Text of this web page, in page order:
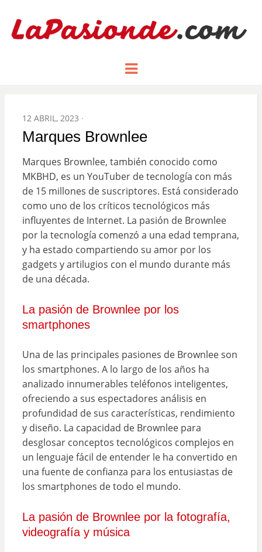
LA PASIÓN
pasión de figuras y personajes
Menu
POSTED
ON
12 ABRIL, 2023
Marques Brownlee
Marques Brownlee, también conocido como
MKBHD, es un YouTuber de tecnología con más
de 15 millones de suscriptores. Está considerado
como uno de los críticos tecnológicos más
influyentes de Internet. La pasión de Brownlee
por la tecnología comenzó a una edad temprana,
y ha estado compartiendo su amor por los
gadgets y artilugios con el mundo durante más
de una década.
La pasión de Brownlee por los
smartphones
Una de las principales pasiones de Brownlee son
los smartphones. A lo largo de los años ha
analizado innumerables teléfonos inteligentes,
ofreciendo a sus espectadores análisis en
profundidad de sus características, rendimiento
y diseño. La capacidad de Brownlee para
desglosar conceptos tecnológicos complejos en
un lenguaje fácil de entender le ha convertido en
una fuente de confianza para los entusiastas de
los smartphones de todo el mundo.
La pasión de Brownlee por la fotografía,
videografía y música